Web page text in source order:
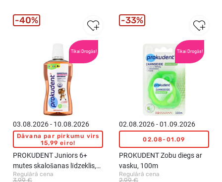
Tikai Drogās!
03.08.2026 - 10.08.2026
Dāvana par pirkumu virs
15,99 eiro!
PROKUDENT Juniors 6+
mutes skalošanas līdzeklis,
500ml
Regulārā cena
3,99 €
40%
Tikai Drogās!
02.08.2026 - 01.09.2026
02.08-01.09
PROKUDENT Zobu diegs ar
vasku, 100m
Regulārā cena
2,99 €
33%